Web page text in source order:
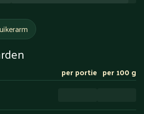
per portie per 100 g